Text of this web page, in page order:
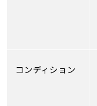
コンディション